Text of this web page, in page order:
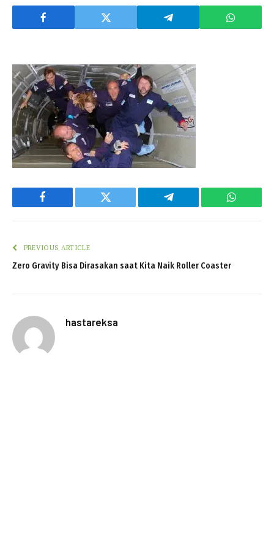
Facebook Twitter Telegram
PREVIOUS ARTICLE
Zero Gravity Bisa Dirasakan saat Kita Naik Roller Coaster
hastareksa